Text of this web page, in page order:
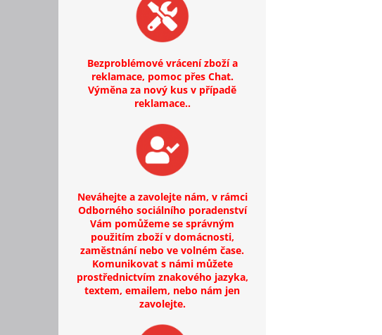
Bezproblémové vrácení zboží a
reklamace, pomoc přes Chat.
Výměna za nový kus v případě
reklamace..
Neváhejte a zavolejte nám, v rámci
Odborného sociálního poradenství
Vám pomůžeme se správným
použitím zboží v domácnosti,
zaměstnání nebo ve volném čase.
Komunikovat s námi můžete
prostřednictvím znakového jazyka,
textem, emailem, nebo nám jen
zavolejte.